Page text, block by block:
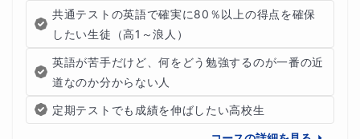
共通テストの英語で確実に80％以上の得点を確保
したい生徒（高1～浪人）
英語が苦手だけど、何をどう勉強するのが一番の近
道なのか分からない人
定期テストでも成績を伸ばしたい高校生